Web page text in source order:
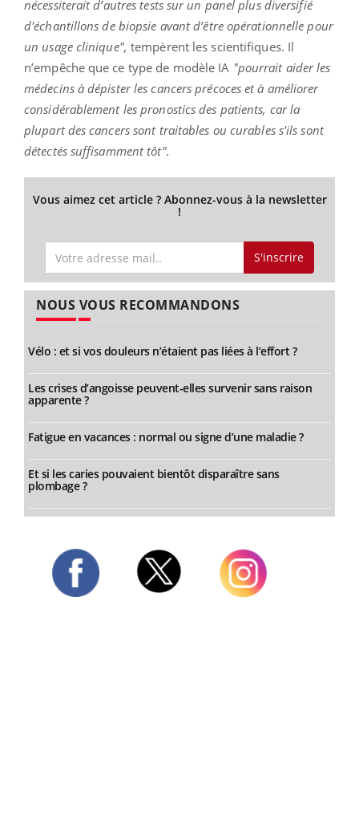
nécessiterait d’autres tests sur un panel plus diversifié
d'échantillons de biopsie avant d’être opérationnelle pour
un usage clinique", tempèrent les scientifiques. Il
n’empêche que ce type de modèle IA "pourrait aider les
médecins à dépister les cancers précoces et à améliorer
considérablement les pronostics des patients, car la
plupart des cancers sont traitables ou curables s'ils sont
détectés suffisamment tôt".
Vous aimez cet article ? Abonnez-vous à la newsletter
!
S'inscrire
NOUS VOUS RECOMMANDONS
Vélo : et si vos douleurs n’étaient pas liées à l’effort ?
Les crises d’angoisse peuvent-elles survenir sans raison
apparente ?
Fatigue en vacances : normal ou signe d’une maladie ?
Et si les caries pouvaient bientôt disparaître sans
plombage ?